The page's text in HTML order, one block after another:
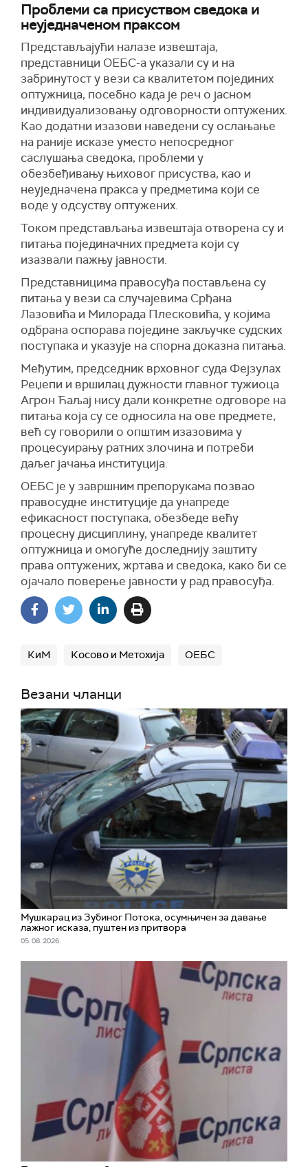
Проблеми са присуством сведока и
неуједначеном праксом
Представљајући налазе извештаја,
представници ОЕБС-а указали су и на
забринутост у вези са квалитетом појединих
оптужница, посебно када је реч о јасном
индивидуализовању одговорности оптужених.
Као додатни изазови наведени су ослањање
на раније исказе уместо непосредног
саслушања сведока, проблеми у
обезбеђивању њиховог присуства, као и
неуједначена пракса у предметима који се
воде у одсуству оптужених.
Током представљања извештаја отворена су и
питања појединачних предмета који су
изазвали пажњу јавности.
Представницима правосуђа постављена су
питања у вези са случајевима Срђана
Лазовића и Милорада Плесковића, у којима
одбрана оспорава поједине закључке судских
поступака и указује на спорна доказна питања.
Међутим, председник врховног суда Фејзулах
Реџепи и вршилац дужности главног тужиоца
Агрон Ћаљај нису дали конкретне одговоре на
питања која су се односила на ове предмете,
већ су говорили о општим изазовима у
процесуирању ратних злочина и потреби
даљег јачања институција.
ОЕБС је у завршним препорукама позвао
правосудне институције да унапреде
ефикасност поступака, обезбеде већу
процесну дисциплину, унапреде квалитет
оптужница и омогуће доследнију заштиту
права оптужених, жртава и сведока, како би се
ојачало поверење јавности у рад правосуђа.
КиМ Косово и Метохија ОЕБС
Везани чланци
Мушкарац из Зубиног Потока, осумњичен за давање
лажног исказа, пуштен из притвора
05. 08. 2026.